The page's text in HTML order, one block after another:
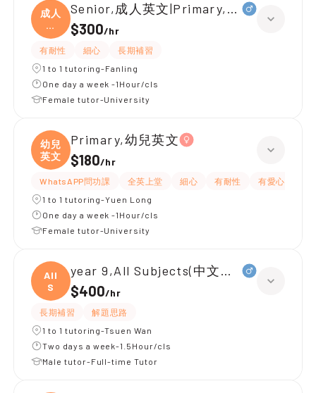
成人
英
文|
Senior,成人英文|Primary,日文、
$300/hr
有耐性 細心
長期補習
1 to 1 tutoring-Fanling
One day a week -1Hour/cls
Female tutor-University
幼兒
英文
Primary,幼兒英文
$180/hr
WhatsAPP問功課 全英上堂 細心 有耐性 有愛心
1 to 1 tutoring-Yuen Long
One day a week -1Hour/cls
Female tutor-University
All
S
year 9,All Subjects(中文英文)
$400/hr
長期補習
解題思路
1 to 1 tutoring-Tsuen Wan
Two days a week-1.5Hour/cls
Male tutor-Full-time Tutor